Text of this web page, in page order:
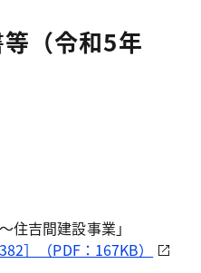
（令和5年
住吉間建設事業」
］（PDF：167KB）